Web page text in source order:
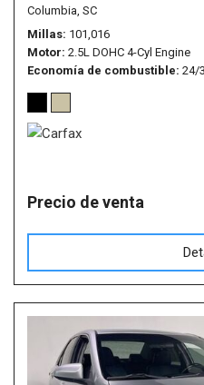
Columbia, SC
Millas 101,016
Motor 2.5L DOHC 4-Cyl Engine
Economía de combustible 24/
Precio de venta